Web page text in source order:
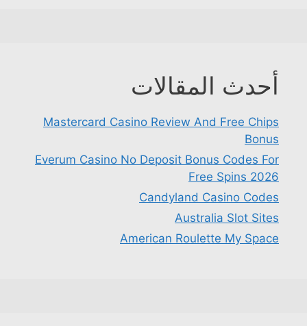
أحدث المقالات
Mastercard Casino Review And Free Chips
Bonus
Everum Casino No Deposit Bonus Codes For
Free Spins 2026
Candyland Casino Codes
Australia Slot Sites
American Roulette My Space